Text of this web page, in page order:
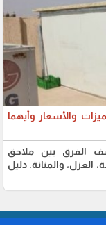
والأسعار وأيهما
الفرق بين ملاحق
والمتانة. دليل